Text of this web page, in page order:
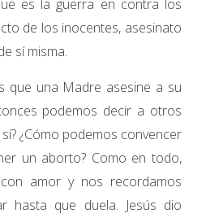
es la guerra en contra los
de los inocentes, asesinato
sí misma.
que una Madre asesine a su
podemos decir a otros
¿Cómo podemos convencer
un aborto? Como en todo,
amor y nos recordamos
hasta que duela. Jesús dio